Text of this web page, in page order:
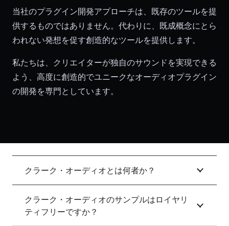
当社のプラグイン開発アプローチは、既存のツールを提
供するものではありません。代わりに、既成概念にとら
われない発想を促す創造的なツールを提供します。
私たちは、クリエイターが独自のサウンドを実現できる
よう、高度に創造的でユニークなオーディオプラグイン
の開発を専門としています。
クラーク・オーディオとは何者か？
クラーク・オーディオのサンプルはロイヤリ
ティフリーですか？